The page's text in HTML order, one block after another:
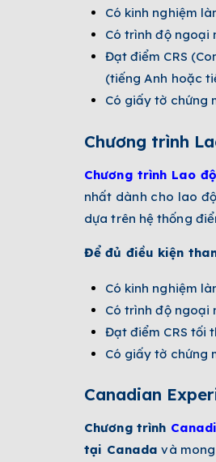
Có kinh nghiệm
Có trình độ ngoại
Đạt điểm CRS
(tiếng Anh hoặc
Có giấy tờ chứng
Chương trình
Chương trình Lao
nhất dành cho lao
dựa trên hệ thống
Để đủ điều kiện
Có kinh nghiệm
Có trình độ ngoại
Đạt điểm CRS tối
Có giấy tờ chứng
Canadian
Chương trình
tại Canada và